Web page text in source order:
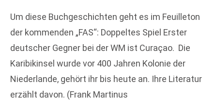
Um diese Buchgeschichten geht es im Feuilleton
der kommenden „FAS“: Doppeltes Spiel Erster
deutscher Gegner bei der WM ist Curaçao. Die
Karibik­insel wurde vor 400 Jahren Kolonie der
Niederlande, gehört ihr bis heute an. Ihre Literatur
erzählt davon. (Frank Martinus